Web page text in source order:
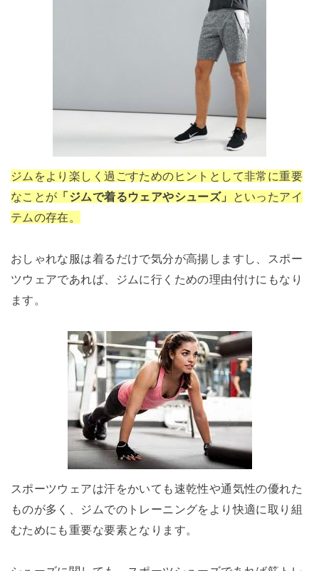
ジムをより楽しく過ごすためのヒントとして非常に重要
なことが 「ジムで着るウェアやシューズ」
といったアイ
テムの存在。
おしゃれな服は着るだけで気分が高揚しますし、スポー
ツウェアであれば、ジムに行くための理由付けにもなり
ます。
スポーツウェアは汗をかいても速乾性や通気性の優れた
ものが多く、ジムでのトレーニングをより快適に取り組
むためにも重要な要素となります。